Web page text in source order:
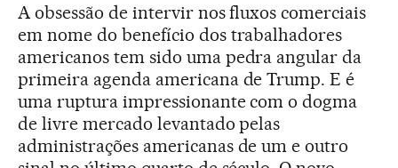
A obsessão de intervir nos fluxos comerciais
em nome do benefício dos trabalhadores
americanos tem sido uma pedra angular da
primeira agenda americana de Trump. E é
uma ruptura impressionante com o dogma
de livre mercado levantado pelas
administrações americanas de um e outro